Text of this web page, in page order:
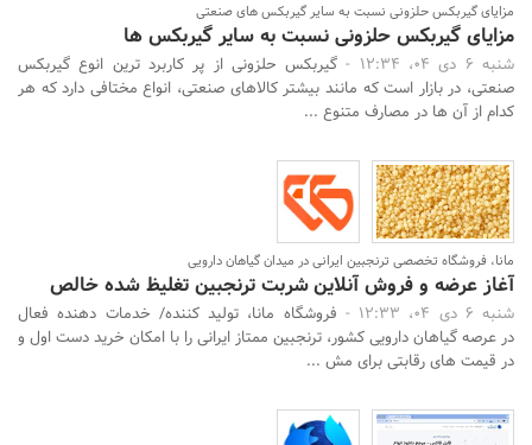
جستجو
مزایای گیربکس حلزونی نسبت به سایر گیربکس های صنعتی
مزایای گیربکس حلزونی نسبت به سایر گیربکس ها
شنبه 6 دی 04، 12:34 -
گیربکس حلزونی از پر کاربرد ترین انوع گیربکس
صنعتی، در بازار است که مانند بیشتر کالاهای صنعتی، انواع مختافی دارد که هر
کدام از آن ها در مصارف متنوع ...
مانا، فروشگاه تخصصی ترنجبین ایرانی در میدان گیاهان دارویی
آغاز عرضه و فروش آنلاین شربت ترنجبین تغلیظ شده خالص
شنبه 6 دی 04، 12:33 -
فروشگاه مانا، تولید کننده/ خدمات دهنده فعال
در عرصه گیاهان دارویی کشور، ترنجبین ممتاز ایرانی را با امکان خرید دست اول و
در قیمت های رقابتی برای مش ...